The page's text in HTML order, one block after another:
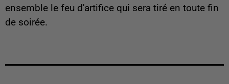
ensemble le feu d'artifice qui sera tiré en toute fin
de soirée.